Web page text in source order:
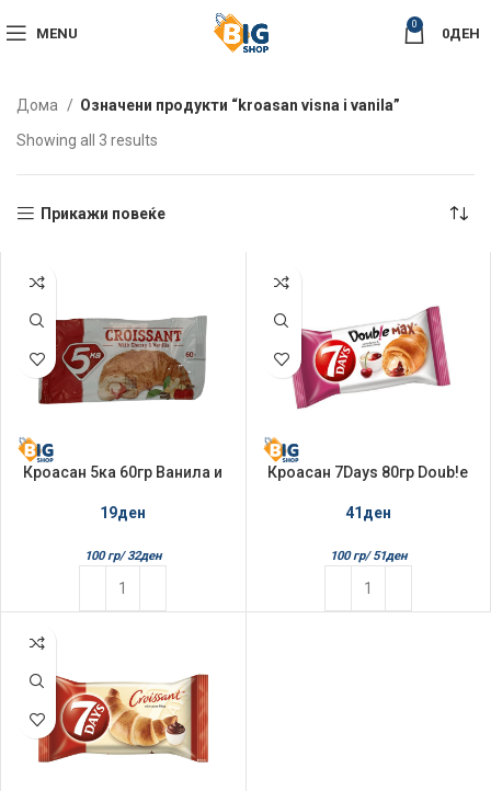
MENU
0
0ДЕН
Дома
Означени продукти “kroasan visna i vanila”
Showing all 3 results
Прикажи повеќе
Кроасан 5ка 60гр Ванила и
19ден
100 гр/ 32ден
Кроасан 7Days 80гр Doub!e
41ден
100 гр/ 51ден